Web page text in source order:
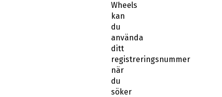
Wheels
kan
du
använda
ditt
registreringsnummer
när
du
söker